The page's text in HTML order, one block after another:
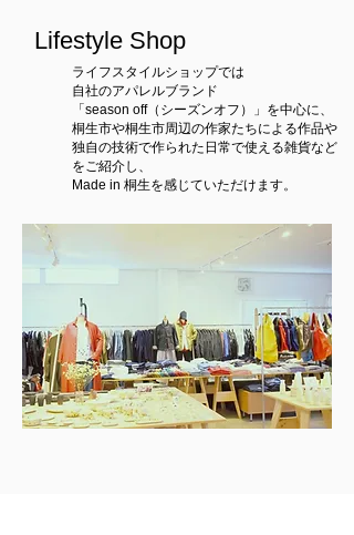
Lifestyle Shop
ライフスタイルショップでは
自社のアパレルブランド
「season off（シーズンオフ）」を中心に、
桐生市や桐生市周辺の作家たちによる作品や
独自の技術で作られた日常で使える雑貨など
をご紹介し、
Made in 桐生を感じていただけます。